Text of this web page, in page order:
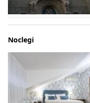
Noclegi